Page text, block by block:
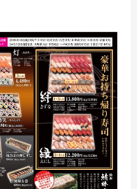
童ラーメン本舗のテイ
り）メニュー一覧！
キャンペーン情報も解